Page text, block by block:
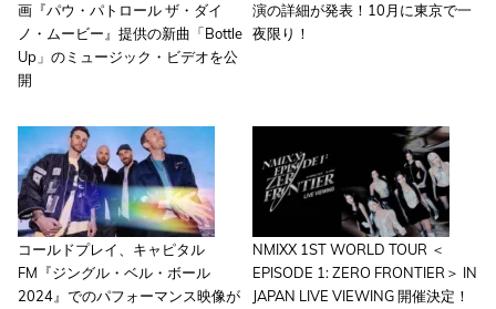
画『パウ・パトロール ザ・ダイ
ノ・ムービー』提供の新曲「Bottle
Up」のミュージック・ビデオを公
開
演の詳細が発表！10月に東京で一
夜限り！
コールドプレイ、キャピタル
FM『ジングル・ベル・ボール
2024』でのパフォーマンス映像が
NMIXX 1ST WORLD TOUR ＜
EPISODE 1: ZERO FRONTIER＞ IN
JAPAN LIVE VIEWING 開催決定！